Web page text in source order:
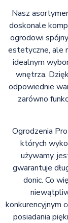
Nasz
doskonale
ogrodowi
estetyczne, ale
idealnym
wnętrza.
odpowiednie
zarówno
Ogrodzenia
których
używamy,
gwarantuje
donic. Co
konkurencyjnym
posiadania